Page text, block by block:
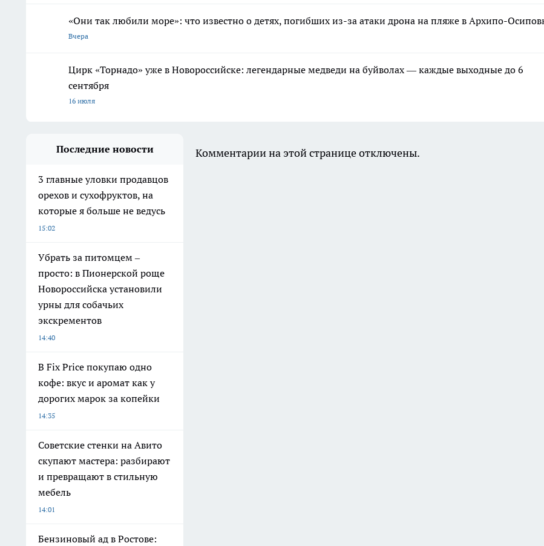
«Они так любили море»: что известно о детях, погибших из-за атаки дрона на пляже в Архипо-
Вчера
Цирк «Торнадо» уже в Новороссийске: легендарные медведи на буйволах — каждые выходные до 6
сентября
16 июля
Последние новости
3 главные уловки продавцов
орехов и сухофруктов, на
которые я больше не ведусь
15:02
Убрать за питомцем –
просто: в Пионерской роще
Новороссийска установили
урны для собачьих
экскрементов
14:40
В Fix Price покупаю одно
кофе: вкус и аромат как у
дорогих марок за копейки
14:35
Советские стенки на Авито
скупают мастера: разбирают
и превращают в стильную
мебель
14:01
Бензиновый ад в Ростове:
Комментарии на этой странице отключены.